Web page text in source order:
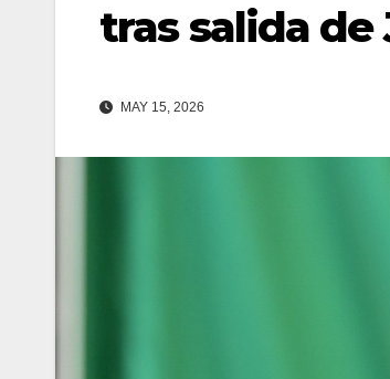
tras salida
MAY 15, 2026